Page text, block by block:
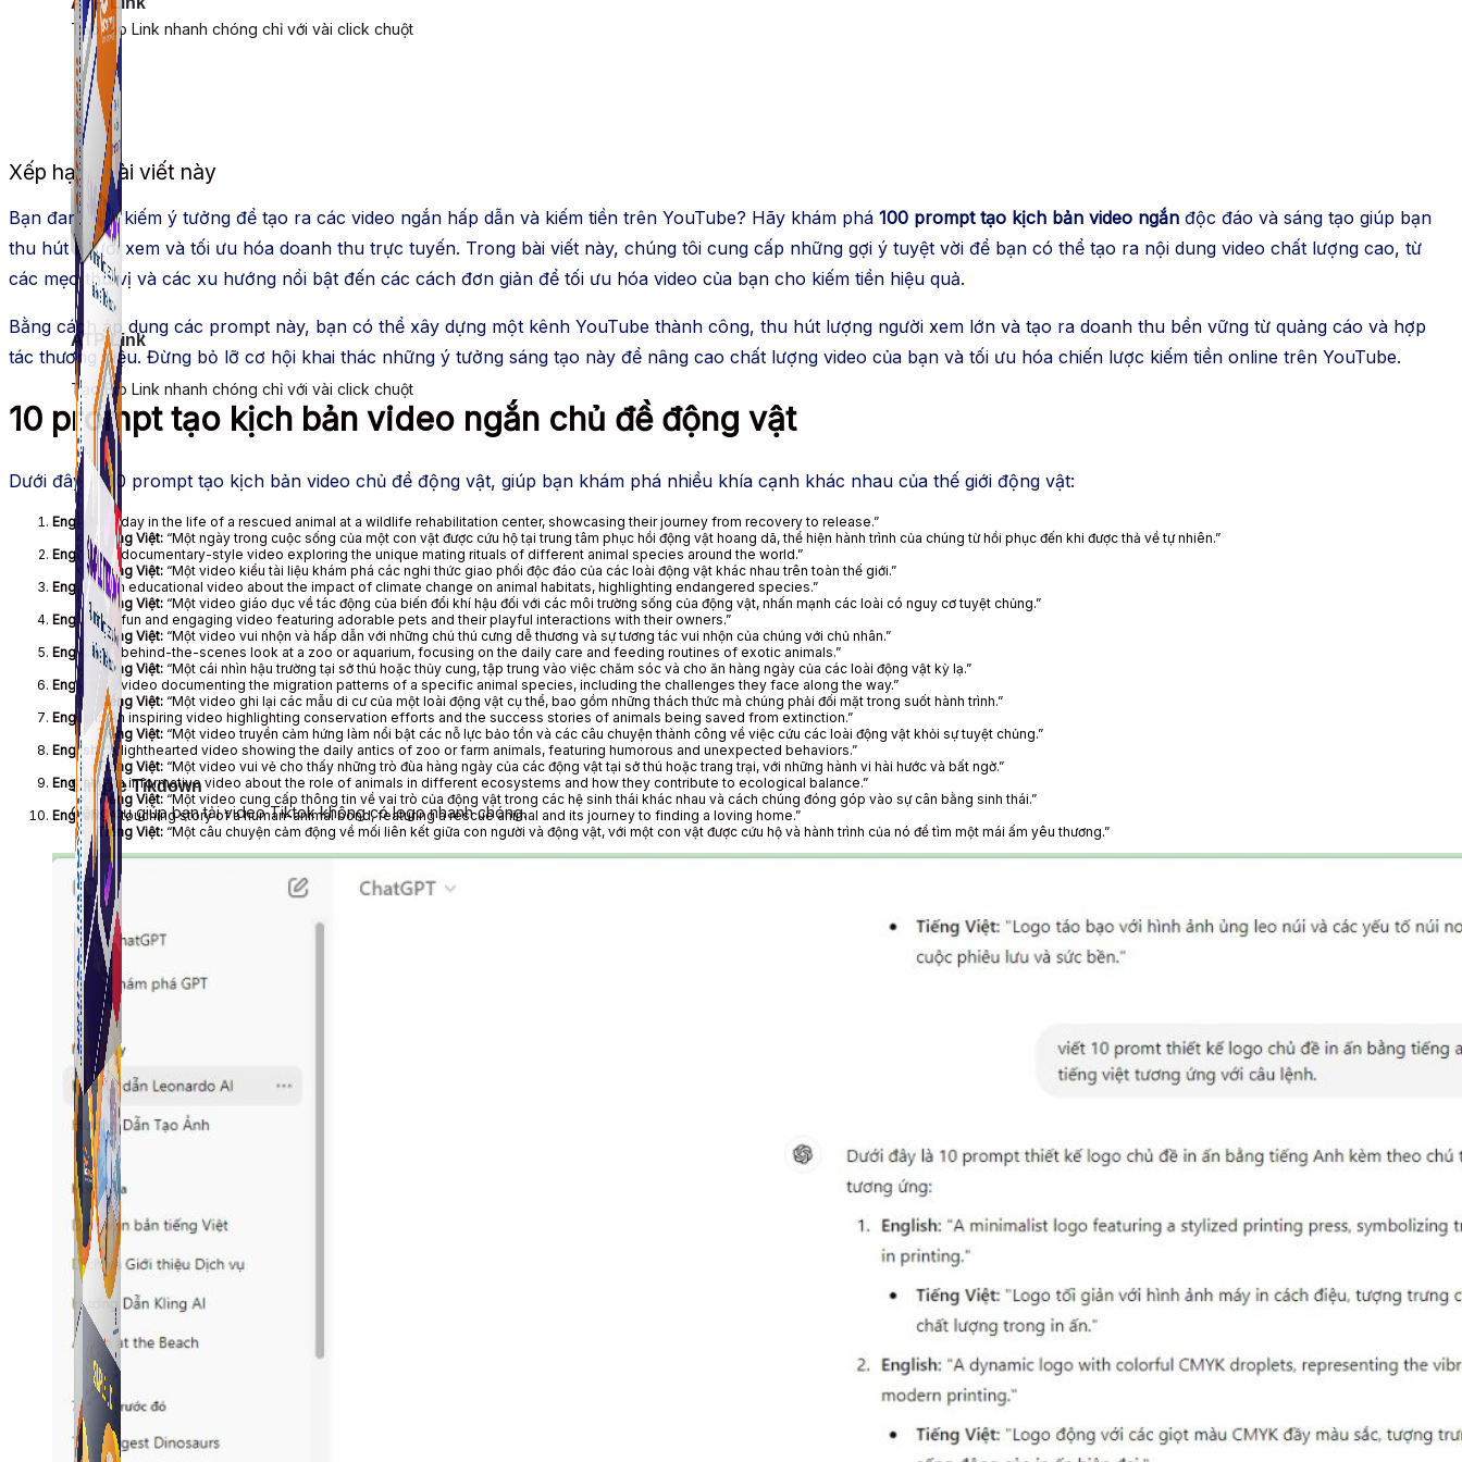
Tạo Bio Link nhanh chóng chỉ với vài click chuột
Simple Tikdown
Công cụ giúp bạn tải video Tiktok không có logo nhanh chóng.
ATP Link
Tạo Bio Link nhanh chóng chỉ với vài click chuột
Simple Tikdown
Công cụ giúp bạn tải video Tiktok không có logo nhanh chóng.
Xếp hạng bài viết này
Bạn đang tìm kiếm ý tưởng để tạo ra các video ngắn hấp dẫn và kiếm tiền trên YouTube? Hãy khám phá 100 prompt tạo kịch bản video ngắn độc đáo và sáng tạo giúp bạn
thu hút người xem và tối ưu hóa doanh thu trực tuyến. Trong bài viết này, chúng tôi cung cấp những gợi ý tuyệt vời để bạn có thể tạo ra nội dung video chất lượng cao, từ
các mẹo thú vị và các xu hướng nổi bật đến các cách đơn giản để tối ưu hóa video của bạn cho kiếm tiền hiệu quả.
Bằng cách áp dụng các prompt này, bạn có thể xây dựng một kênh YouTube thành công, thu hút lượng người xem lớn và tạo ra doanh thu bền vững từ quảng cáo và hợp
tác thương hiệu. Đừng bỏ lỡ cơ hội khai thác những ý tưởng sáng tạo này để nâng cao chất lượng video của bạn và tối ưu hóa chiến lược kiếm tiền online trên YouTube.
10 prompt tạo kịch bản video ngắn chủ đề động vật
Dưới đây là 10 prompt tạo kịch bản video chủ đề động vật, giúp bạn khám phá nhiều khía cạnh khác nhau của thế giới động vật:
English:
“A day in the life of a rescued animal at a wildlife rehabilitation center, showcasing their journey from recovery to release.”
Tiếng Việt: “Một ngày trong cuộc sống của một con vật được cứu hộ tại trung tâm phục hồi động vật hoang dã, thể hiện hành trình của chúng từ hồi phục đến khi được thả về tự nhiên.”
English:“A documentary-style video exploring the unique mating rituals of different animal species around the world.”
Tiếng Việt: “Một video kiểu tài liệu khám phá các nghi thức giao phối độc đáo của các loài động vật khác nhau trên toàn thế giới.”
English:“An educational video about the impact of climate change on animal habitats, highlighting endangered species.”
Tiếng Việt: “Một video giáo dục về tác động của biến đổi khí hậu đối với các môi trường sống của động vật, nhấn mạnh các loài có nguy cơ tuyệt chủng.”
English:“A fun and engaging video featuring adorable pets and their playful interactions with their owners.”
Tiếng Việt: “Một video vui nhộn và hấp dẫn với những chú thú cưng dễ thương và sự tương tác vui nhộn của chúng với chủ nhân.”
English:“A behind-the-scenes look at a zoo or aquarium, focusing on the daily care and feeding routines of exotic animals.”
Tiếng Việt: “Một cái nhìn hậu trường tại sở thú hoặc thủy cung, tập trung vào việc chăm sóc và cho ăn hàng ngày của các loài động vật kỳ lạ.”
English:
“A video documenting the migration patterns of a specific animal species, including the challenges they face along the way.”
Tiếng Việt: “Một video ghi lại các mẫu di cư của một loài động vật cụ thể, bao gồm những thách thức mà chúng phải đối mặt trong suốt hành trình.”
English:“An inspiring video highlighting conservation efforts and the success stories of animals being saved from extinction.”
Tiếng Việt: “Một video truyền cảm hứng làm nổi bật các nỗ lực bảo tồn và các câu chuyện thành công về việc cứu các loài động vật khỏi sự tuyệt chủng.”
English:“A lighthearted video showing the daily antics of zoo or farm animals, featuring humorous and unexpected behaviors.”
Tiếng Việt: “Một video vui vẻ cho thấy những trò đùa hàng ngày của các động vật tại sở thú hoặc trang trại, với những hành vi hài hước và bất ngờ.”
English:“An informative video about the role of animals in different ecosystems and how they contribute to ecological balance.”
Tiếng Việt: “Một video cung cấp thông tin về vai trò của động vật trong các hệ sinh thái khác nhau và cách chúng đóng góp vào sự cân bằng sinh thái.”
English:“A touching story of a human-animal bond, featuring a rescue animal and its journey to finding a loving home.”
Tiếng Việt: “Một câu chuyện cảm động về mối liên kết giữa con người và động vật, với một con vật được cứu hộ và hành trình của nó để tìm một mái ấm yêu thương.”